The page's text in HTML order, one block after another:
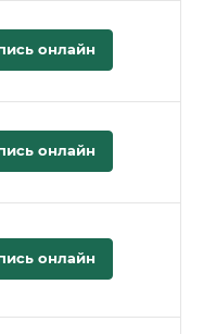
онлайн
онлайн
онлайн